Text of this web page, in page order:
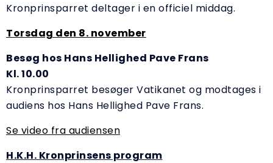
Kronprinsparret deltager i en officiel middag.
Torsdag den 8. november
Besøg hos Hans Hellighed Pave Frans
Kl. 10.00
Kronprinsparret besøger Vatikanet og modtages i
audiens hos Hans Hellighed Pave Frans.
Se video fra audiensen
H.K.H. Kronprinsens program